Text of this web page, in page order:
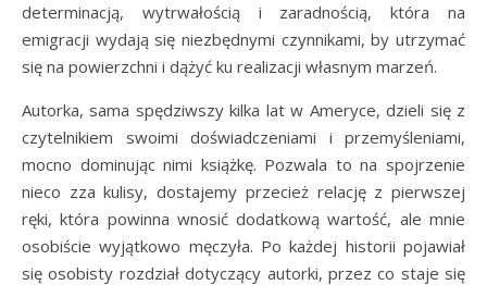
determinacją, wytrwałością i zaradnością, która na
emigracji wydają się niezbędnymi czynnikami, by utrzymać
się na powierzchni i dążyć ku realizacji własnym marzeń.
Autorka, sama spędziwszy kilka lat w Ameryce, dzieli się z
czytelnikiem swoimi doświadczeniami i przemyśleniami,
mocno dominując nimi książkę. Pozwala to na spojrzenie
nieco zza kulisy, dostajemy przecież relację z pierwszej
ręki, która powinna wnosić dodatkową wartość, ale mnie
osobiście wyjątkowo męczyła. Po każdej historii pojawiał
się osobisty rozdział dotyczący autorki, przez co staje się